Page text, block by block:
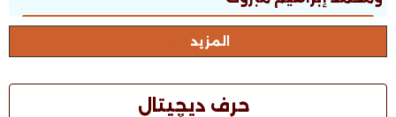
المزيد
حرف ديچيتال